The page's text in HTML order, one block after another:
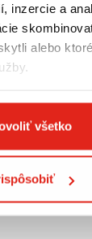
inzercie a
alebo
všetko